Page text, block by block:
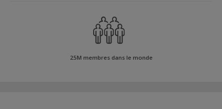
25M membres dans le monde